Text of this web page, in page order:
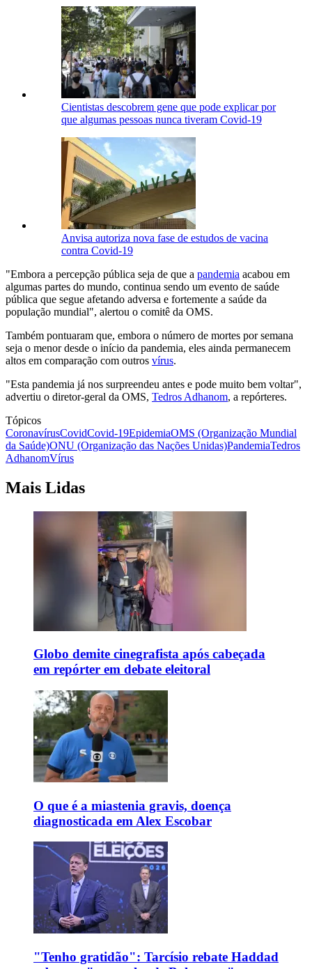
Cientistas descobrem gene que pode explicar por
que algumas pessoas nunca tiveram Covid-19
Anvisa autoriza nova fase de estudos de vacina
contra Covid-19
"Embora a percepção pública seja de que a pandemia acabou em
algumas partes do mundo, continua sendo um evento de saúde
pública que segue afetando adversa e fortemente a saúde da
população mundial", alertou o comitê da OMS.
Também pontuaram que, embora o número de mortes por semana
seja o menor desde o início da pandemia, eles ainda permanecem
altos em comparação com outros vírus.
"Esta pandemia já nos surpreendeu antes e pode muito bem voltar",
advertiu o diretor-geral da OMS, Tedros Adhanom, a repórteres.
Tópicos
CoronavírusCovidCovid-19EpidemiaOMS (Organização Mundial
da Saúde)ONU (Organização das Nações Unidas)PandemiaTedros
AdhanomVírus
Mais Lidas
Globo demite cinegrafista após cabeçada
em repórter em debate eleitoral
O que é a miastenia gravis, doença
diagnosticada em Alex Escobar
"Tenho gratidão": Tarcísio rebate Haddad